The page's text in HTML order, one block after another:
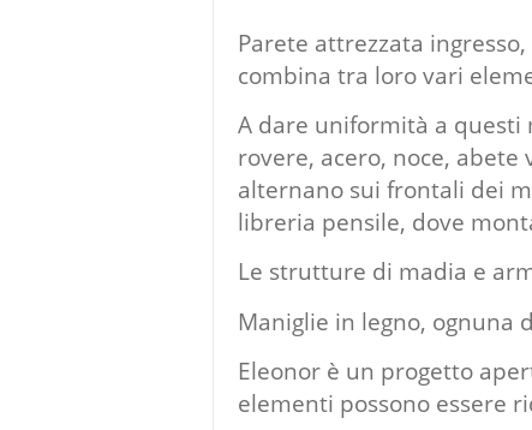
Parete attrezzata
combina tra loro vari
A dare uniformità a questi
rovere, acero, noce,
alternano sui frontali dei
libreria pensile, dove
Le strutture di madia e
Maniglie in legno, ognuna
Eleonor è un progetto
elementi possono essere